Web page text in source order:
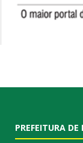
PREFEITURA DE